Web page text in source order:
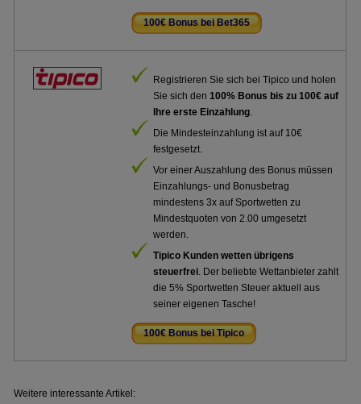
100€ Bonus bei Bet365
Registrieren Sie sich bei Tipico und holen
Sie sich den100% Bonus bis zu 100€ auf
Ihre erste Einzahlung.
Die Mindesteinzahlung ist auf 10€
festgesetzt.
Vor einer Auszahlung des Bonus müssen
Einzahlungs- und Bonusbetrag
mindestens 3x auf Sportwetten zu
Mindestquoten von 2.00 umgesetzt
werden.
Tipico Kunden wetten übrigens
steuerfrei. Der beliebte Wettanbieter zahlt
die 5% Sportwetten Steuer aktuell aus
seiner eigenen Tasche!
100€ Bonus bei Tipico
Weitere interessante Artikel: